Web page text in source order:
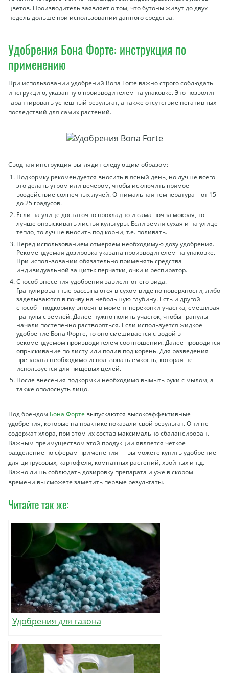
цветов. Производитель заявляет о том, что бутоны живут до двух
недель дольше при использовании данного средства.
Удобрения Бона Форте: инструкция по
применению
При использовании удобрений Bona Forte важно строго соблюдать
инструкцию, указанную производителем на упаковке. Это позволит
гарантировать успешный результат, а также отсутствие негативных
последствий для самих растений.
Сводная инструкция выглядит следующим образом:
Подкормку рекомендуется вносить в ясный день, но лучше всего
это делать утром или вечером, чтобы исключить прямое
воздействие солнечных лучей. Оптимальная температура – от 15
до 25 градусов.
Если на улице достаточно прохладно и сама почва мокрая, то
лучше опрыскивать листья культуры. Если земля сухая и на улице
тепло, то лучше вносить под корни, т.е. поливать.
Перед использованием отмеряем необходимую дозу удобрения.
Рекомендуемая дозировка указана производителем на упаковке.
При использовании обязательно применять средства
индивидуальной защиты: перчатки, очки и респиратор.
Способ внесения удобрения зависит от его вида.
Гранулированные рассыпаются в сухом виде по поверхности, либо
заделываются в почву на небольшую глубину. Есть и другой
способ – подкормку вносят в момент перекопки участка, смешивая
гранулы с землей. Далее нужно полить участок, чтобы гранулы
начали постепенно растворяться. Если используется жидкое
удобрение Бона Форте, то оно смешивается с водой в
рекомендуемом производителем соотношении. Далее проводится
опрыскивание по листу или полив под корень. Для разведения
препарата необходимо использовать емкость, которая не
используется для пищевых целей.
После внесения подкормки необходимо вымыть руки с мылом, а
также ополоснуть лицо.
Под брендом Бона Форте выпускаются высокоэффективные
удобрения, которые на практике показали свой результат. Они не
содержат хлора, при этом их состав максимально сбалансирован.
Важным преимуществом этой продукции является четкое
разделение по сферам применения — вы можете купить удобрение
для цитрусовых, картофеля, комнатных растений, хвойных и т.д.
Важно лишь соблюдать дозировку препарата и уже в скором
времени вы сможете заметить первые результаты.
Читайте так же:
Удобрения для газона